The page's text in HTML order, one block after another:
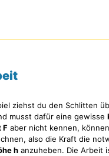
ziehst du den Schlitten
musst dafür eine gewisse
F aber nicht kennen,
also die Kraft die
h anzuheben. Die Arbeit